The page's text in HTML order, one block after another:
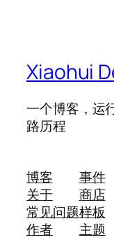
Xiaohui
一个博客，运
路历程
博客
关于
常见问题
作者
事件
商店
样板
主题